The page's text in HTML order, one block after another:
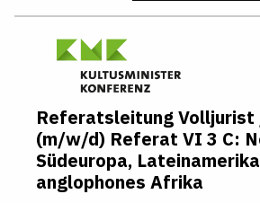
Referatsleitung
(m/w/d) Referat VI 3 C:
Südeuropa,
anglophones Afrika